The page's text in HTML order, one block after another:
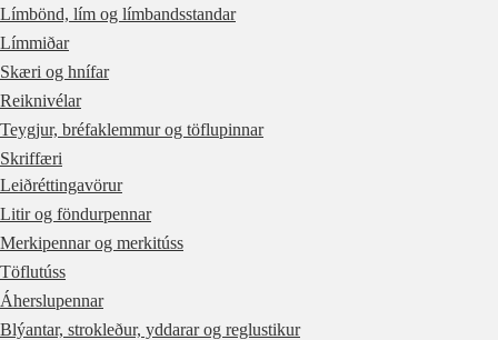
Límbönd, lím og límbandsstandar
Límmiðar
Skæri og hnífar
Reiknivélar
Teygjur, bréfaklemmur og töflupinnar
Skriffæri
Leiðréttingavörur
Litir og föndurpennar
Merkipennar og merkitúss
Töflutúss
Áherslupennar
Blýantar, strokleður, yddarar og reglustikur